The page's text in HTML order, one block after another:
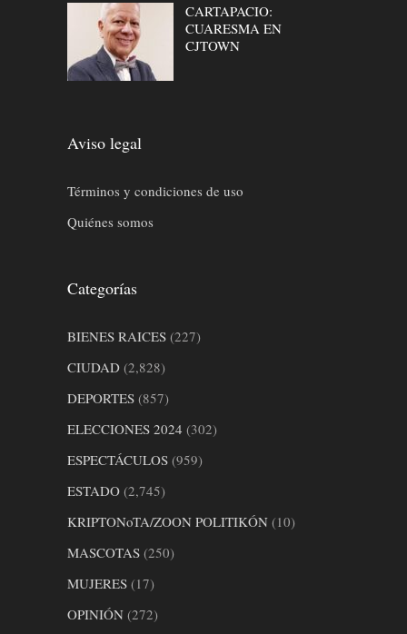
CARTAPACIO:
CUARESMA EN
CJTOWN
Aviso legal
Términos y condiciones de uso
Quiénes somos
Categorías
BIENES RAICES (227)
CIUDAD (2,828)
DEPORTES (857)
ELECCIONES 2024 (302)
ESPECTÁCULOS (959)
ESTADO (2,745)
KRIPTONoTA/ZOON POLITIKÓN (10)
MASCOTAS (250)
MUJERES (17)
OPINIÓN (272)